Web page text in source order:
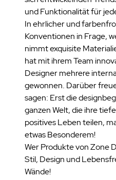
und Funktionalität für
In ehrlicher und
Konventionen in Frage,
nimmt exquisite
hat mit ihrem Team
Designer mehrere
gewonnen. Darüber
sagen: Erst die
ganzen Welt, die ihre
positives Leben teilen,
etwas Besonderem!
Wer Produkte von Zone
Stil, Design und
Wände!